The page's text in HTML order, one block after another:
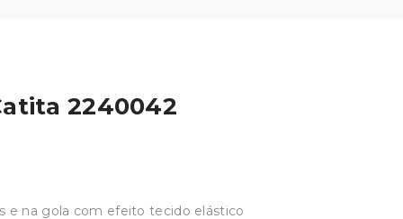
2240042
e na gola com efeito tecido elástico